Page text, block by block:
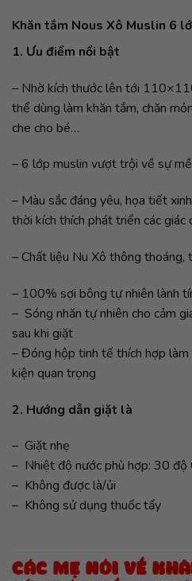
Khăn tắm Nous Xô Muslin 6
1. Ưu điểm nổi bật
– Nhờ kích thước lên tới
thể dùng làm khăn tắm, chăn
che cho bé…
– 6 lớp muslin vượt trội về sự
– Màu sắc đáng yêu, họa tiết
thời kích thích phát triển các giác
– Chất liệu Nu Xô thông thoáng,
– 100% sợi bông tự nhiên lành
– Sóng nhăn tự nhiên cho cảm
sau khi giặt
– Đóng hộp tinh tế thích hợp
kiện quan trọng
2. Hướng dẫn giặt là
– Giặt nhẹ
– Nhiệt độ nước phù hợp: 30 độ
– Không được là/ủi
– Không sử dụng thuốc tẩy
CÁC MẸ NÓI VỀ